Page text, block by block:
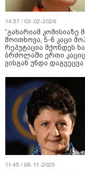
14:57 / 03-02-2026
“გახარიამ
მოითხოვა, 5-6 კაცი
რეპუტაცია მქონდეს
ბრძოლაში ერთი
ვისგან უნდა
11:45 / 06-11-2025